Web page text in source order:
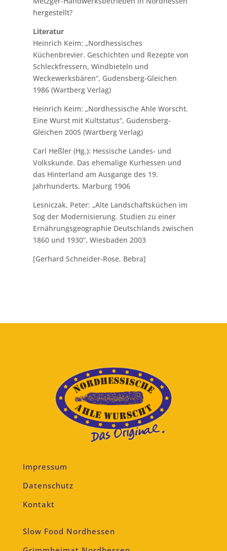
hergestellt?
Literatur
Heinrich Keim: „Nordhessisches
Küchenbrevier. Geschichten und Rezepte von
Schleckfressern, Windbieteln und
Weckewerksbären“, Gudensberg-Gleichen
1986 (Wartberg Verlag)
Heinrich Keim: „Nordhessische Ahle Worscht.
Eine Wurst mit Kultstatus“, Gudensberg-
Gleichen 2005 (Wartberg Verlag)
Carl Heßler (Hg.): Hessische Landes- und
Volkskunde. Das ehemalige Kurhessen und
das Hinterland am Ausgange des 19.
Jahrhunderts, Marburg 1906
Lesniczak, Peter: „Alte Landschaftsküchen im
Sog der Modernisierung. Studien zu einer
Ernährungsgeographie Deutschlands zwischen
1860 und 1930“, Wiesbaden 2003
[Gerhard Schneider-Rose, Bebra]
Impressum
Datenschutz
Kontakt
Slow Food Nordhessen